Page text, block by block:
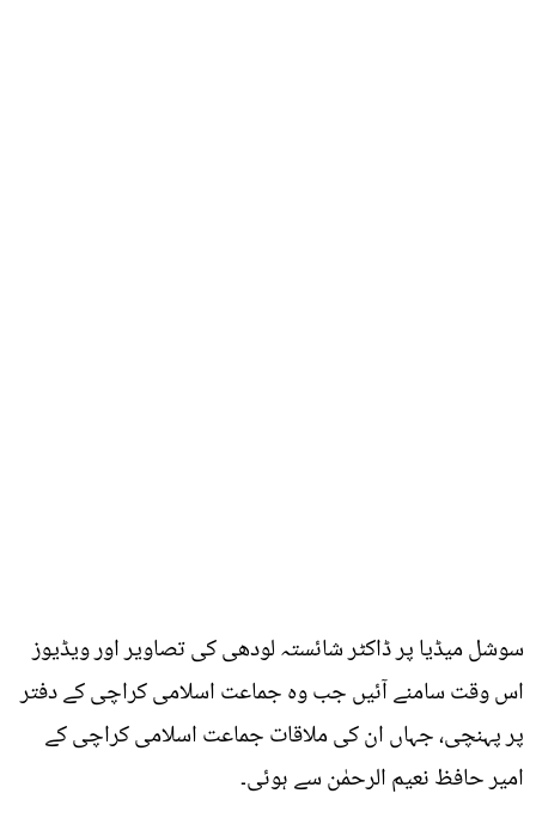
سوشل میڈیا پر ڈاکٹر شائستہ لودھی کی تصاویر اور ویڈیوز
اس وقت سامنے آئیں جب وہ جماعت اسلامی کراچی کے دفتر
پر پہنچی، جہاں ان کی ملاقات جماعت اسلامی کراچی کے
امیر حافظ نعیم الرحمٰن سے ہوئی۔